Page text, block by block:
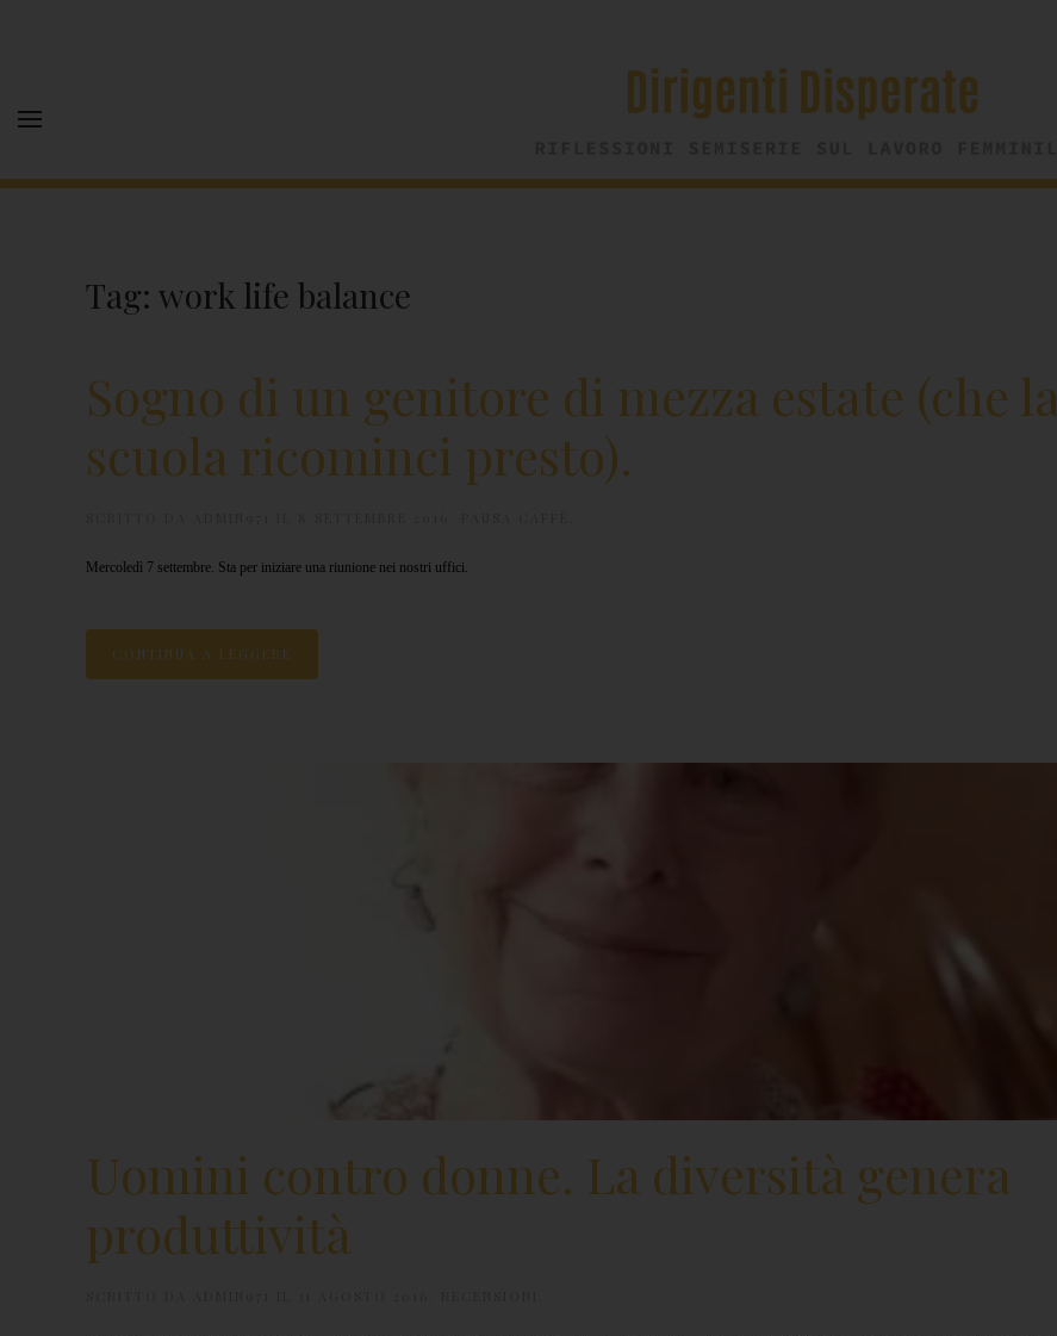
Tag: work life balance
Sogno di un genitore di mezza estate (che la
scuola ricominci presto).
Mercoledì 7 settembre. Sta per iniziare una riunione nei nostri uffici.
CONTINUA A LEGGERE
Uomini contro donne. La diversità genera
produttività